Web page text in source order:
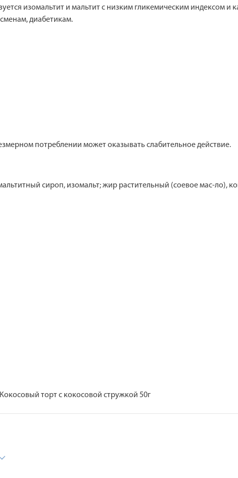
изомальтит и мальтит с низким гликемическим индексом и
диабетикам.
потреблении может оказывать слабительное действие.
сироп, изомальт; жир растительный (соевое мас-ло),
торт с кокосовой стружкой 50г